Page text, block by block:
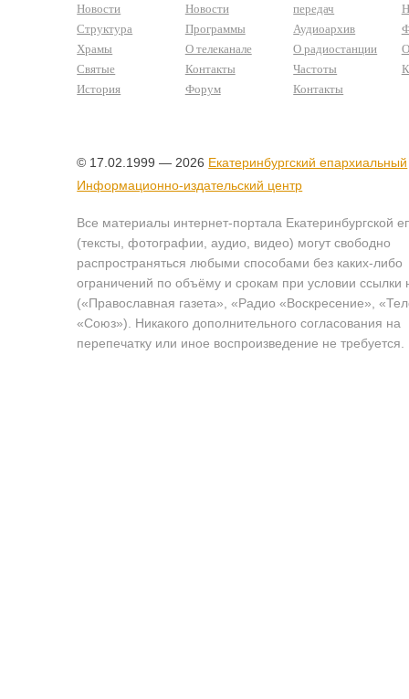
Новости
Структура
Храмы
Святые
История
Новости
Программы
О телеканале
Контакты
Форум
передач
Аудиоархив
О радиостанции
Частоты
Контакты
© 17.02.1999 — 2026 Екатеринбургский епархиальный
Информационно-издательский центр
Все материалы интернет-портала Екатеринбургской
(тексты, фотографии, аудио, видео) могут свободно
распространяться любыми способами без каких-либо
ограничений по объёму и срокам при условии ссылки
(«Православная газета», «Радио «Воскресение»,
«Союз»). Никакого дополнительного согласования на
перепечатку или иное воспроизведение не требуется.